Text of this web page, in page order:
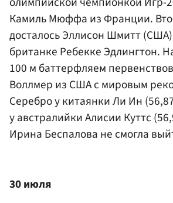
Камиль Мюффа из Франции.
досталось Эллисон Шмитт
британке Ребекке Эдлингтон.
100 м баттерфляем
Воллмер из США с мировым
Серебро у китаянки Ли Ин
у австралийки Алисии Куттс
Ирина Беспалова не смогла
30 июля